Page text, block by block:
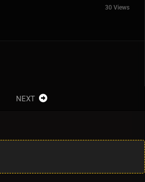
30 Views
NEXT